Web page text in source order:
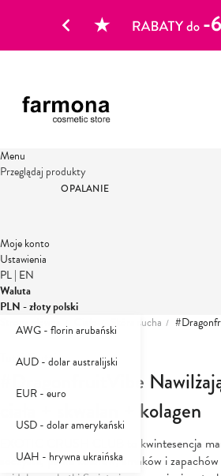
Menu
Przeglądaj produkty
OPALANIE
Moje konto
Ustawienia
PL| EN
Waluta
PLN - złoty polski
AWG - florin arubański
AUD - dolar australijski
EUR - euro
USD - dolar amerykański
UAH - hrywna ukraińska
Strona główna Ciało Skóra sucha
Tutti Frutti
#DragonfruitVibe
ciała + skwalan + kolagen
EXOTIC CRUSH CLUB to kwintesencja
soczyste, pełne kolorów, smaków i